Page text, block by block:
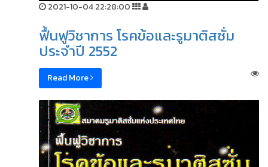
2021-10-04 22:28:00
ฟื้นฟูวิชาการ โรคข้อและรูมาติสซั่ม
ประจำปี 2552
Read More